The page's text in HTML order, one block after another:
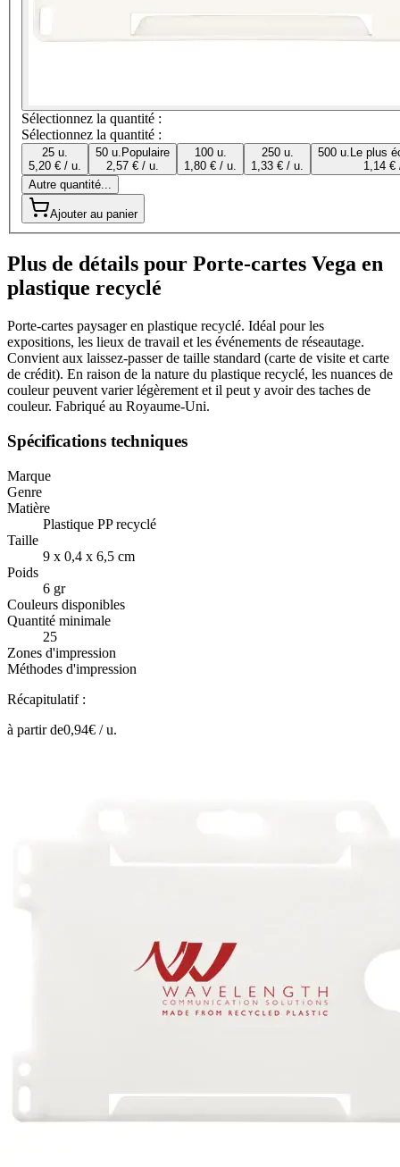
Sélectionnez la quantité :
Sélectionnez la quantité :
25 u.
5,20 € / u.
50 u. Populaire
2,57 € / u.
100 u.
1,80 € / u.
250 u.
1,33 € / u.
500 u. Le plus
1,14 €
Autre quantité...
Ajouter au panier
Plus de détails pour Porte-cartes Vega en
plastique recyclé
Porte-cartes paysager en plastique recyclé. Idéal pour les
expositions, les lieux de travail et les événements de réseautage.
Convient aux laissez-passer de taille standard (carte de visite et carte
de crédit). En raison de la nature du plastique recyclé, les nuances de
couleur peuvent varier légèrement et il peut y avoir des taches de
couleur. Fabriqué au Royaume-Uni.
Spécifications techniques
Marque
Genre
Matière
Plastique PP recyclé
Taille
9 x 0,4 x 6,5 cm
Poids
6 gr
Couleurs disponibles
Quantité minimale
25
Zones d'impression
Méthodes d'impression
Récapitulatif :
à partir de0,94€ /u.